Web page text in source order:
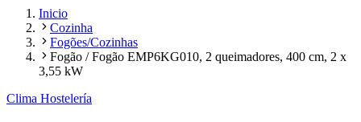
Inicio
Cozinha
Fogões/Cozinhas
Fogão / Fogão EMP6KG010, 2 queimadores, 400 cm, 2 x
3,55 kW
Clima Hostelería